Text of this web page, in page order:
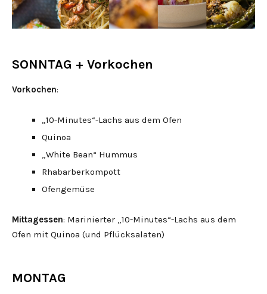
SONNTAG + Vorkochen
Vorkochen:
„10-Minutes“-Lachs aus dem Ofen
Quinoa
„White Bean“ Hummus
Rhabarberkompott
Ofengemüse
Mittagessen: Marinierter „10-Minutes“-Lachs aus dem
Ofen mit Quinoa (und Pflücksalaten)
MONTAG